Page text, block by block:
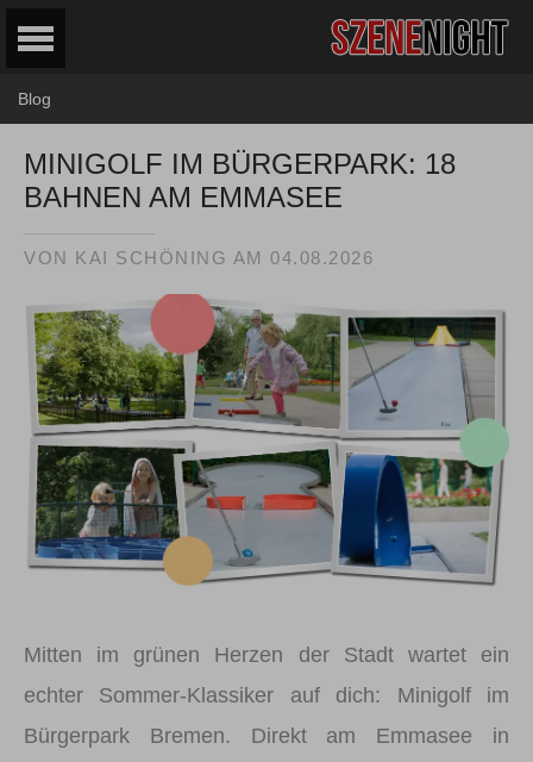
Blog
MINIGOLF IM BÜRGERPARK: 18
BAHNEN AM EMMASEE
VON KAI SCHÖNING AM 04.08.2026
Mitten im grünen Herzen der Stadt wartet ein
echter Sommer-Klassiker auf dich: Minigolf im
Bürgerpark Bremen. Direkt am Emmasee in